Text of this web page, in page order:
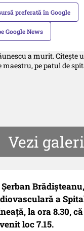
preferată în Google
Google News
Vezi
a
la ora 8.30,
loc 7.15.